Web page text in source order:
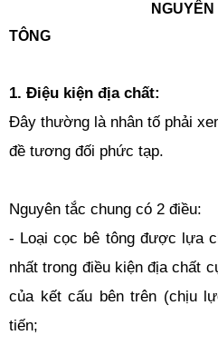
NGUYÊN TẮC
TÔNG
1. Điệu kiện địa chất:
Đây thường là nhân tố phải
đề tương đối phức tạp.
Nguyên tắc chung có 2 điều:
- Loại cọc bê tông được lựa
nhất trong điều kiện địa chất
của kết cấu bên trên (chịu
tiến;